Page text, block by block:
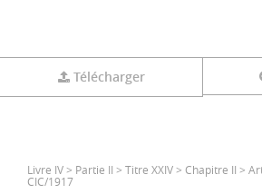
Télécharger
Livre IV > Partie II > Titre XXIV > Chapitre II >
CIC/1917